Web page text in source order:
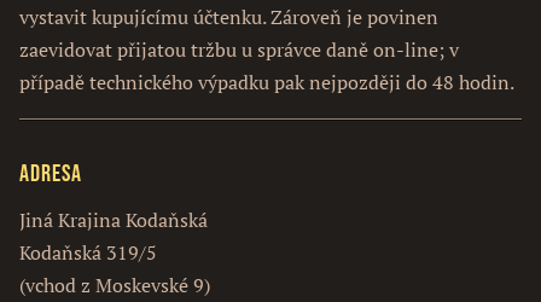
vystavit kupujícímu účtenku. Zároveň je povinen
zaevidovat přijatou tržbu u správce daně on-line; v
případě technického výpadku pak nejpozději do 48 hodin.
Adresa
Jiná Krajina Kodaňská
Kodaňská 319/5
(vchod z Moskevské 9)